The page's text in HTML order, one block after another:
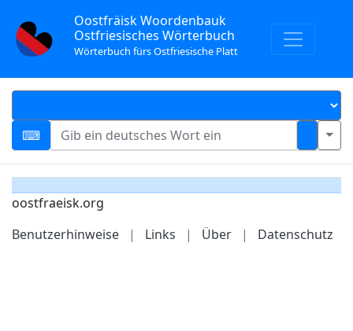
Oostfräisk Woordenbauk
Ostfriesisches Wörterbuch
Wörterbuch fürs Ostfriesische Platt
oostfraeisk.org
Benutzerhinweise
| Links | Über | Datenschutz